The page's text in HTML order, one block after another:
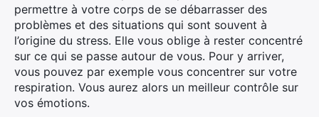
permettre à votre corps de se débarrasser des
problèmes et des situations qui sont souvent à
l’origine du stress. Elle vous oblige à rester concentré
sur ce qui se passe autour de vous. Pour y arriver,
vous pouvez par exemple vous concentrer sur votre
respiration. Vous aurez alors un meilleur contrôle sur
vos émotions.